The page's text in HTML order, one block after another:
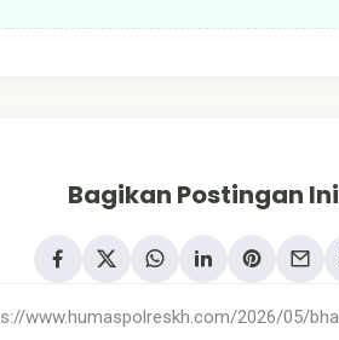
Bagikan Postingan Ini